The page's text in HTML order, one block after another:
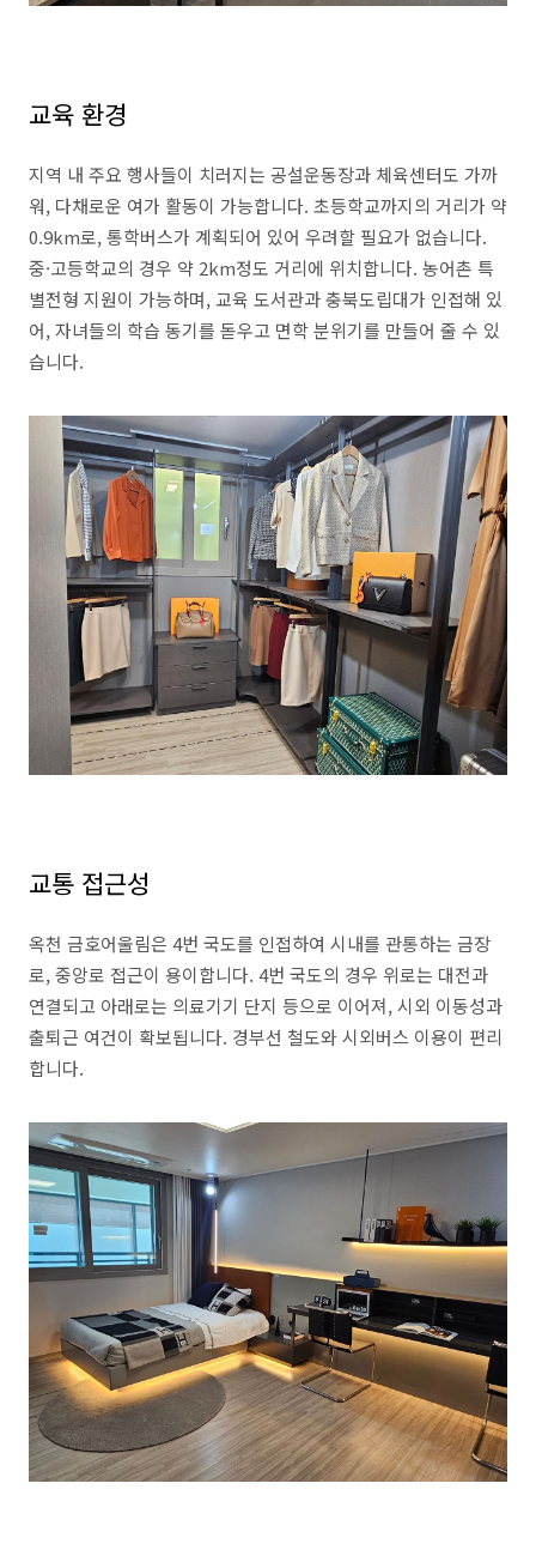
교육 환경
지역 내 주요 행사들이 치러지는 공설운동장과 체육센터도 가까
워, 다채로운 여가 활동이 가능합니다. 초등학교까지의 거리가 약
0.9km로, 통학버스가 계획되어 있어 우려할 필요가 없습니다.
중·고등학교의 경우 약 2km정도 거리에 위치합니다. 농어촌 특
별전형 지원이 가능하며, 교육 도서관과 충북도립대가 인접해 있
어, 자녀들의 학습 동기를 돋우고 면학 분위기를 만들어 줄 수 있
습니다.
교통 접근성
옥천 금호어울림은 4번 국도를 인접하여 시내를 관통하는 금장
로, 중앙로 접근이 용이합니다. 4번 국도의 경우 위로는 대전과
연결되고 아래로는 의료기기 단지 등으로 이어져, 시외 이동성과
출퇴근 여건이 확보됩니다. 경부선 철도와 시외버스 이용이 편리
합니다.